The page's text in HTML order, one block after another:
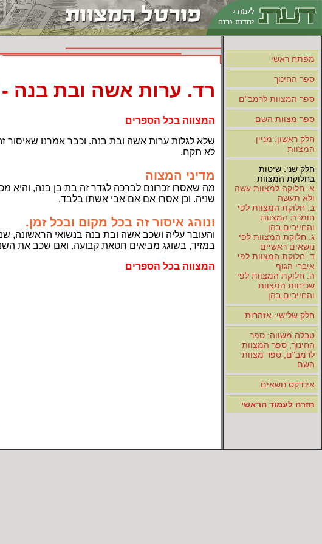
מפתח ראשי
ספר החינוך
ספר המצוות לרמב"ם
ספר מצוות השם
חלק ראשון: מניין
המצוות
חלק שני: שיטות
בחלוקת המצוות
א. חלוקה למצוות עשה
ולא תעשה
ב. חלוקת המצוות לפי
חומרת המצוות
והחייבים בהן
ג. חלוקת המצוות לפי
נושאים ראשיים
ד. חלוקת המצוות לפי
איברי הגוף
ה. חלוקת המצוות לפי
שכיחות המצוות
והחייבים בהן
חלק שלישי: אזהרות
טבלה משווה: ספר
החינוך, ספר המצוות
לרמב"ם, ספר מצוות
השם
אינדקס נושאים
חזרה לעמוד הראשי
רד. ערות אשה ובת בנה -
המצווה בכל הספרים
שלא לגלות ערות אשה ובת בנה. וכבר אמרנו שאיסור
לא תקח.
מדיני המצוה
מה שאסרו זכרונם לברכה לגדר זה בת בן בנה, והיא
שניה. וכן אסרו אם אם אבי אשתו בלבד.
ונוהג איסור זה בכל מקום ובכל זמן.
והעובר עליה ושכב אשה ובת בנה בנשואי הראשונה,
במזיד, בשוגג מביאים חטאת קבועה. ואם שכב את
המצווה בכל הספרים